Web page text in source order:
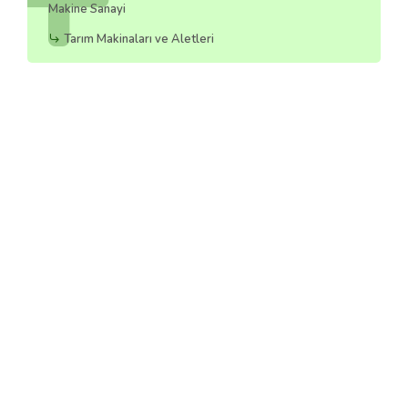
Makine Sanayi
Tarım Makinaları ve Aletleri